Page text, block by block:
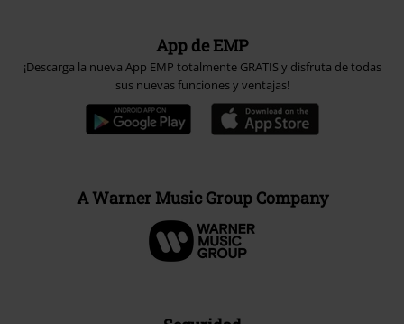
App de EMP
¡Descarga la nueva App EMP totalmente GRATIS y disfruta de todas
sus nuevas funciones y ventajas!
A Warner Music Group Company